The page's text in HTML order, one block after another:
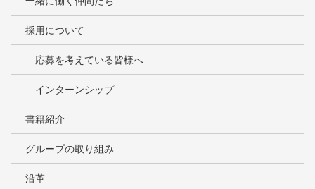
採用について
応募を考えている皆様へ
インターンシップ
書籍紹介
グループの取り組み
沿革